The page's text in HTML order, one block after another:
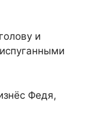
и
Федя,